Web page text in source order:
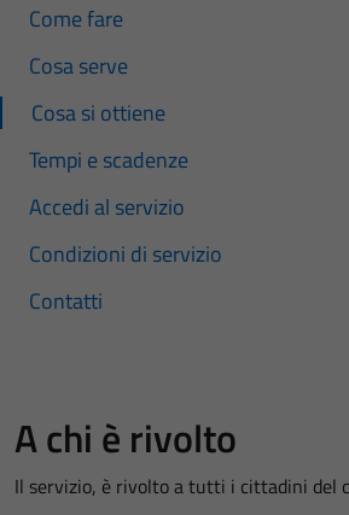
Come fare
Cosa serve
Cosa si ottiene
Tempi e scadenze
Accedi al servizio
Condizioni di servizio
Contatti
A chi è rivolto
Il servizio, è rivolto a tutti i cittadini del